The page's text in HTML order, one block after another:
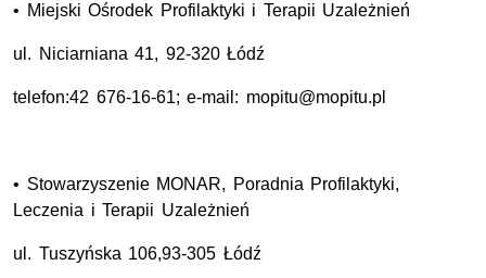
• Miejski Ośrodek Profilaktyki i Terapii Uzależnień
ul. Niciarniana 41, 92-320 Łódź
telefon:42 676-16-61; e-mail: mopitu@mopitu.pl
• Stowarzyszenie MONAR, Poradnia Profilaktyki,
Leczenia i Terapii Uzależnień
ul. Tuszyńska 106,93-305 Łódź